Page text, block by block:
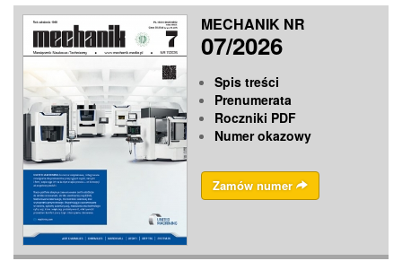
MECHANIK NR
07/2026
Spis treści
Prenumerata
Roczniki PDF
Numer okazowy
Zamów numer